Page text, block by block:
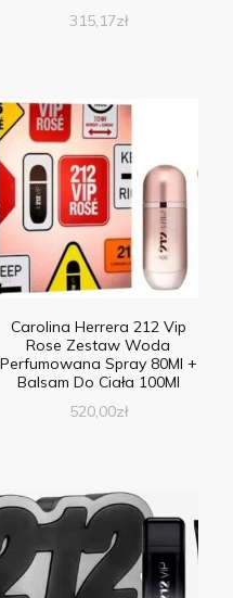
315,17zł
Carolina Herrera 212 Vip
Rose Zestaw Woda
Perfumowana Spray 80Ml +
Balsam Do Ciała 100Ml
520,00zł